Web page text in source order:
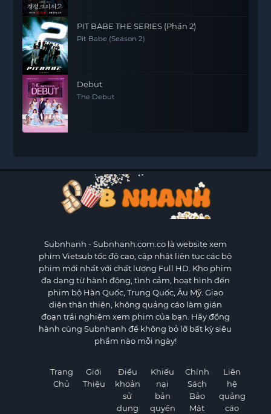
PIT BABE THE SERIES (Phần 2)
Pit Babe (Season 2)
Debut
The Debut
Subnhanh - Subnhanh.com.co là website xem
phim Vietsub tốc độ cao, cập nhật liên tục các bộ
phim mới nhất với chất lượng Full HD. Kho phim
đa dạng từ hành động, tình cảm, hoạt hình đến
phim bộ Hàn Quốc, Trung Quốc, Âu Mỹ. Giao
diện thân thiện, không quảng cáo làm gián
đoạn trải nghiệm xem phim của bạn. Hãy đồng
hành cùng Subnhanh để không bỏ lỡ bất kỳ siêu
phẩm nào mỗi ngày!
Trang
Chủ
Giới
Thiệu
Điều
khoản
sử
dụng
Khiếu
nại
bản
quyền
Chính
Sách
Bảo
Mật
Liên
hệ
quảng
cáo